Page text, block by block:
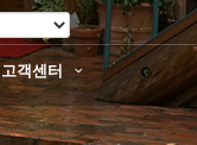
고객센터